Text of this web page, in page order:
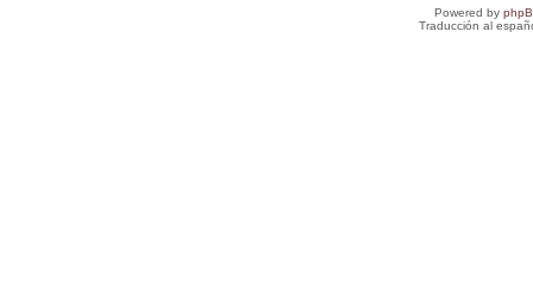
Powered by
Traducción al